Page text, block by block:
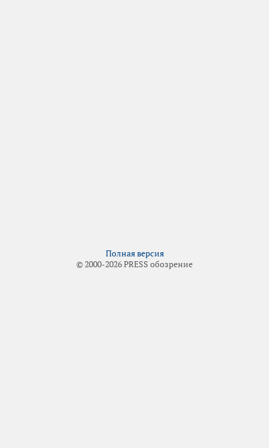
Полная версия
© 2000-2026 PRESS обозрение